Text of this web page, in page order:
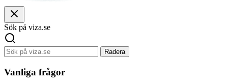
Sök på viza.se
Radera
Vanliga frågor